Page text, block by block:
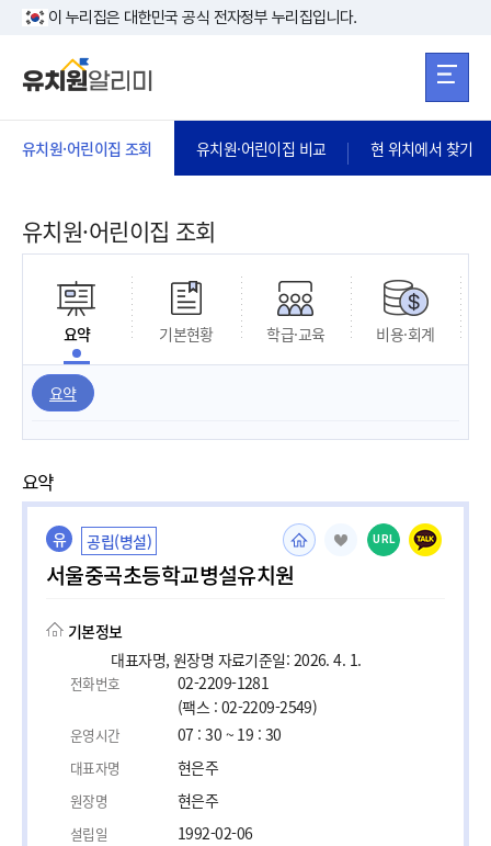
본문 바로가기
이 누리집은 대한민국 공식 전자정부 누리집입니다.
유치원·어린이집 조회 유치원·어린이집 비교 현 위치에서 찾기
유치원·어린이집 조회
요약 기본현황 학급·교육 비용·회계
요약
요약
유 공립(병설)
서울중곡초등학교병설유치원
URL
기본정보
대표자명, 원장명 자료기준일: 2026. 4. 1.
전화번호
02-2209-1281
(팩스 : 02-2209-2549)
운영시간 07 : 30 ~ 19 : 30
대표자명 현은주
원장명 현은주
설립일 1992-02-06